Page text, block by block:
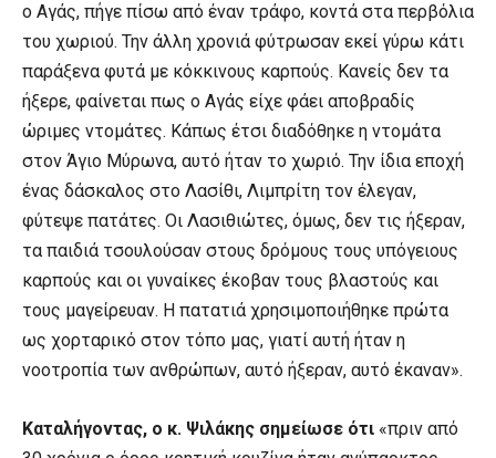
ο Αγάς, πήγε πίσω από έναν τράφο, κοντά στα περβόλια
του χωριού. Την άλλη χρονιά φύτρωσαν εκεί γύρω κάτι
παράξενα φυτά με κόκκινους καρπούς. Κανείς δεν τα
ήξερε, φαίνεται πως ο Αγάς είχε φάει αποβραδίς
ώριμες ντομάτες. Κάπως έτσι διαδόθηκε η ντομάτα
στον Άγιο Μύρωνα, αυτό ήταν το χωριό. Την ίδια εποχή
ένας δάσκαλος στο Λασίθι, Λιμπρίτη τον έλεγαν,
φύτεψε πατάτες. Οι Λασιθιώτες, όμως, δεν τις ήξεραν,
τα παιδιά τσουλούσαν στους δρόμους τους υπόγειους
καρπούς και οι γυναίκες έκοβαν τους βλαστούς και
τους μαγείρευαν. Η πατατιά χρησιμοποιήθηκε πρώτα
ως χορταρικό στον τόπο μας, γιατί αυτή ήταν η
νοοτροπία των ανθρώπων, αυτό ήξεραν, αυτό έκαναν».
Καταλήγοντας, ο κ. Ψιλάκης σημείωσε ότι «πριν από